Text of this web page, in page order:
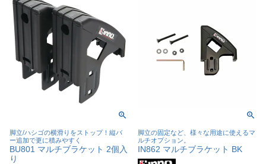
脚立/ハシゴの横滑りをストップ！縦バ
ー追加で更に積みやすく
BU801 マルチブラケット 2個入
り
脚立の固定など、様々な用途に使えるマ
ルチオプション。
IN862 マルチブラケット BK